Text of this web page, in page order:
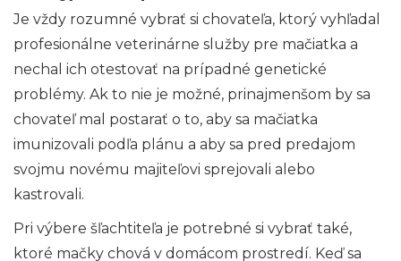
Je vždy rozumné vybrať si chovateľa, ktorý vyhľadal
profesionálne veterinárne služby pre mačiatka a
nechal ich otestovať na prípadné genetické
problémy. Ak to nie je možné, prinajmenšom by sa
chovateľ mal postarať o to, aby sa mačiatka
imunizovali podľa plánu a aby sa pred predajom
svojmu novému majiteľovi sprejovali alebo
kastrovali.
Pri výbere šľachtiteľa je potrebné si vybrať také,
ktoré mačky chová v domácom prostredí. Keď sa